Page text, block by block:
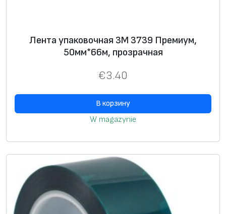
Лента упаковочная 3М 3739 Премиум,
50мм*66м, прозрачная
€3.40
В корзину
W magazynie